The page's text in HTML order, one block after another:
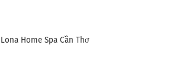
Lona Home Spa Cần Thơ